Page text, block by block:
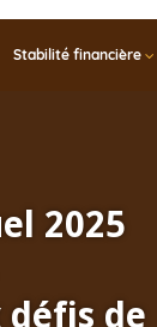
Stabilité financière
2025
défis de